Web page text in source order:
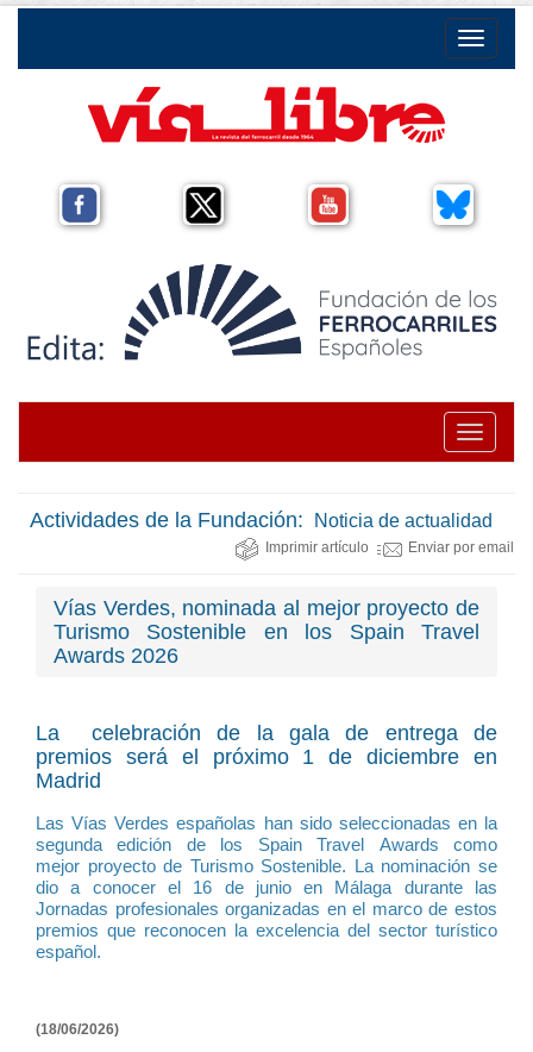
Toggle
Toggle
Actividades de la Fundación: Noticia de actualidad
Imprimir artículo Enviar por email
Vías Verdes, nominada al mejor proyecto de
Turismo Sostenible en los Spain Travel
Awards 2026
La celebración de la gala de entrega de
premios será el próximo 1 de diciembre en
Madrid
Las Vías Verdes españolas han sido seleccionadas en la
segunda edición de los Spain Travel Awards como
mejor proyecto de Turismo Sostenible. La nominación se
dio a conocer el 16 de junio en Málaga durante las
Jornadas profesionales organizadas en el marco de estos
premios que reconocen la excelencia del sector turístico
español.
(18/06/2026)